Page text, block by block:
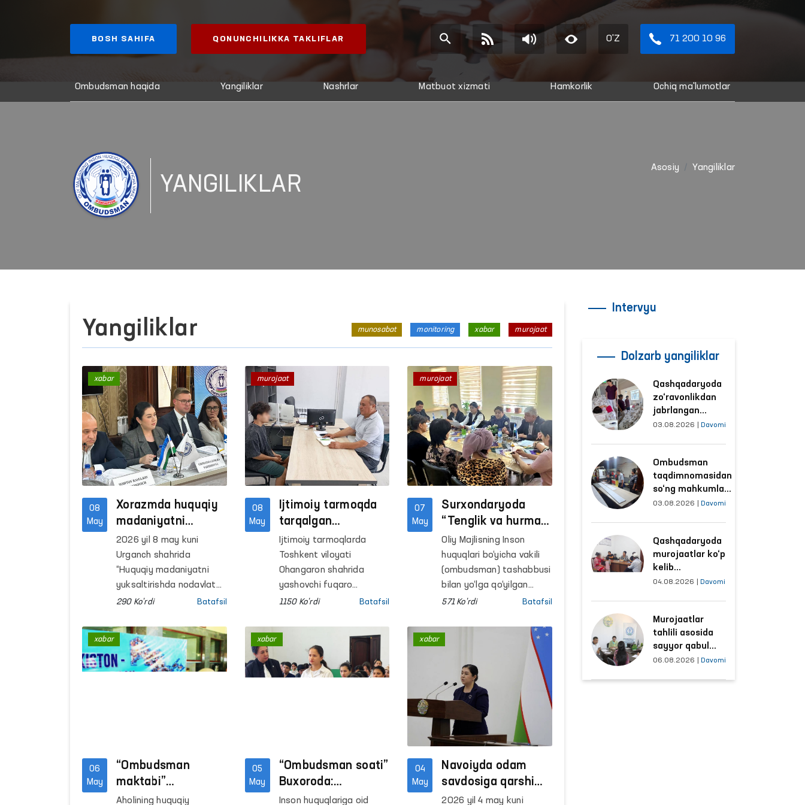
BOSH SAHIFA QONUNCHILIKKA TAKLIFLAR O'Z 71 200 10 96
Ombudsman haqida Yangiliklar Nashrlar Matbuot xizmati Hamkorlik Ochiq ma'lumotlar
YANGILIKLAR
Asosiy Yangiliklar
Yangiliklar munosabat monitoring xabar murojaat
08
May
Xorazmda huquqiy
madaniyatni
yuksaltirishda
hamkorlik
masalalari
muhokama qilindi
2026 yil 8 may kuni
Urganch shahrida
“Huquqiy madaniyatni
yuksaltirishda nodavlat
notijorat tashkilotlari,
davlat idoralari
hamkorligi” mavzusida
davra suhbati bo‘lib o‘tdi.
290 Ko'rdi Batafsil
xabar
08
May
Ijtimoiy tarmoqda
tarqalgan
Ohangarondagi
videomurojaat
yuzasidan
Ijtimoiy tarmoqlarda
Toshkent viloyati
Ohangaron shahrida
yashovchi fuqaro
E.Xaliqovaning o‘g‘li
tarqalgan videomurojaati
Oliy Majlisning Inson
huquqlari bo‘yicha vakili
1150 Ko'rdi Batafsil
murojaat
07
May
Surxondaryoda
“Tenglik va hurmat”
platformasi
doirasida ayollar
murojaatlari hal
etildi
Oliy Majlisning Inson
huquqlari bo‘yicha vakili
(ombudsman) tashabbusi
bilan yo‘lga qo‘yilgan
“Tenglik va hurmat”
Surxondaryo viloyatida
zo‘ravonlikka uchragan
qilindi.
571 Ko'rdi Batafsil
murojaat
06
May
“Ombudsman
maktabi”
platformasi
Aholining huquqiy
xabar
05
May
“Ombudsman soati”
Buxoroda:
O‘quvchilarning
Inson huquqlariga oid
xabar
04
May
Navoiyda odam
savdosiga qarshi
kurashish va
2026 yil 4 may kuni
xabar
Intervyu
Dolzarb yangiliklar
Qashqadaryoda
zo‘ravonlikdan
jabrlangan
ayolning holati
o‘rganildi
03.08.2026 Davomi
Ombudsman
taqdimnomasidan
so‘ng mahkumlar
mehnat
sharoitlar
yaxshilandi
03.08.2026 Davomi
Qashqadaryoda
murojaatlar ko‘p
kelib
tushayotgan
yo‘lga qo‘yildi
04.08.2026 Davomi
Murojaatlar
tahlili asosida
sayyor qabul
o‘tkaziladigan
06.08.2026 Davomi